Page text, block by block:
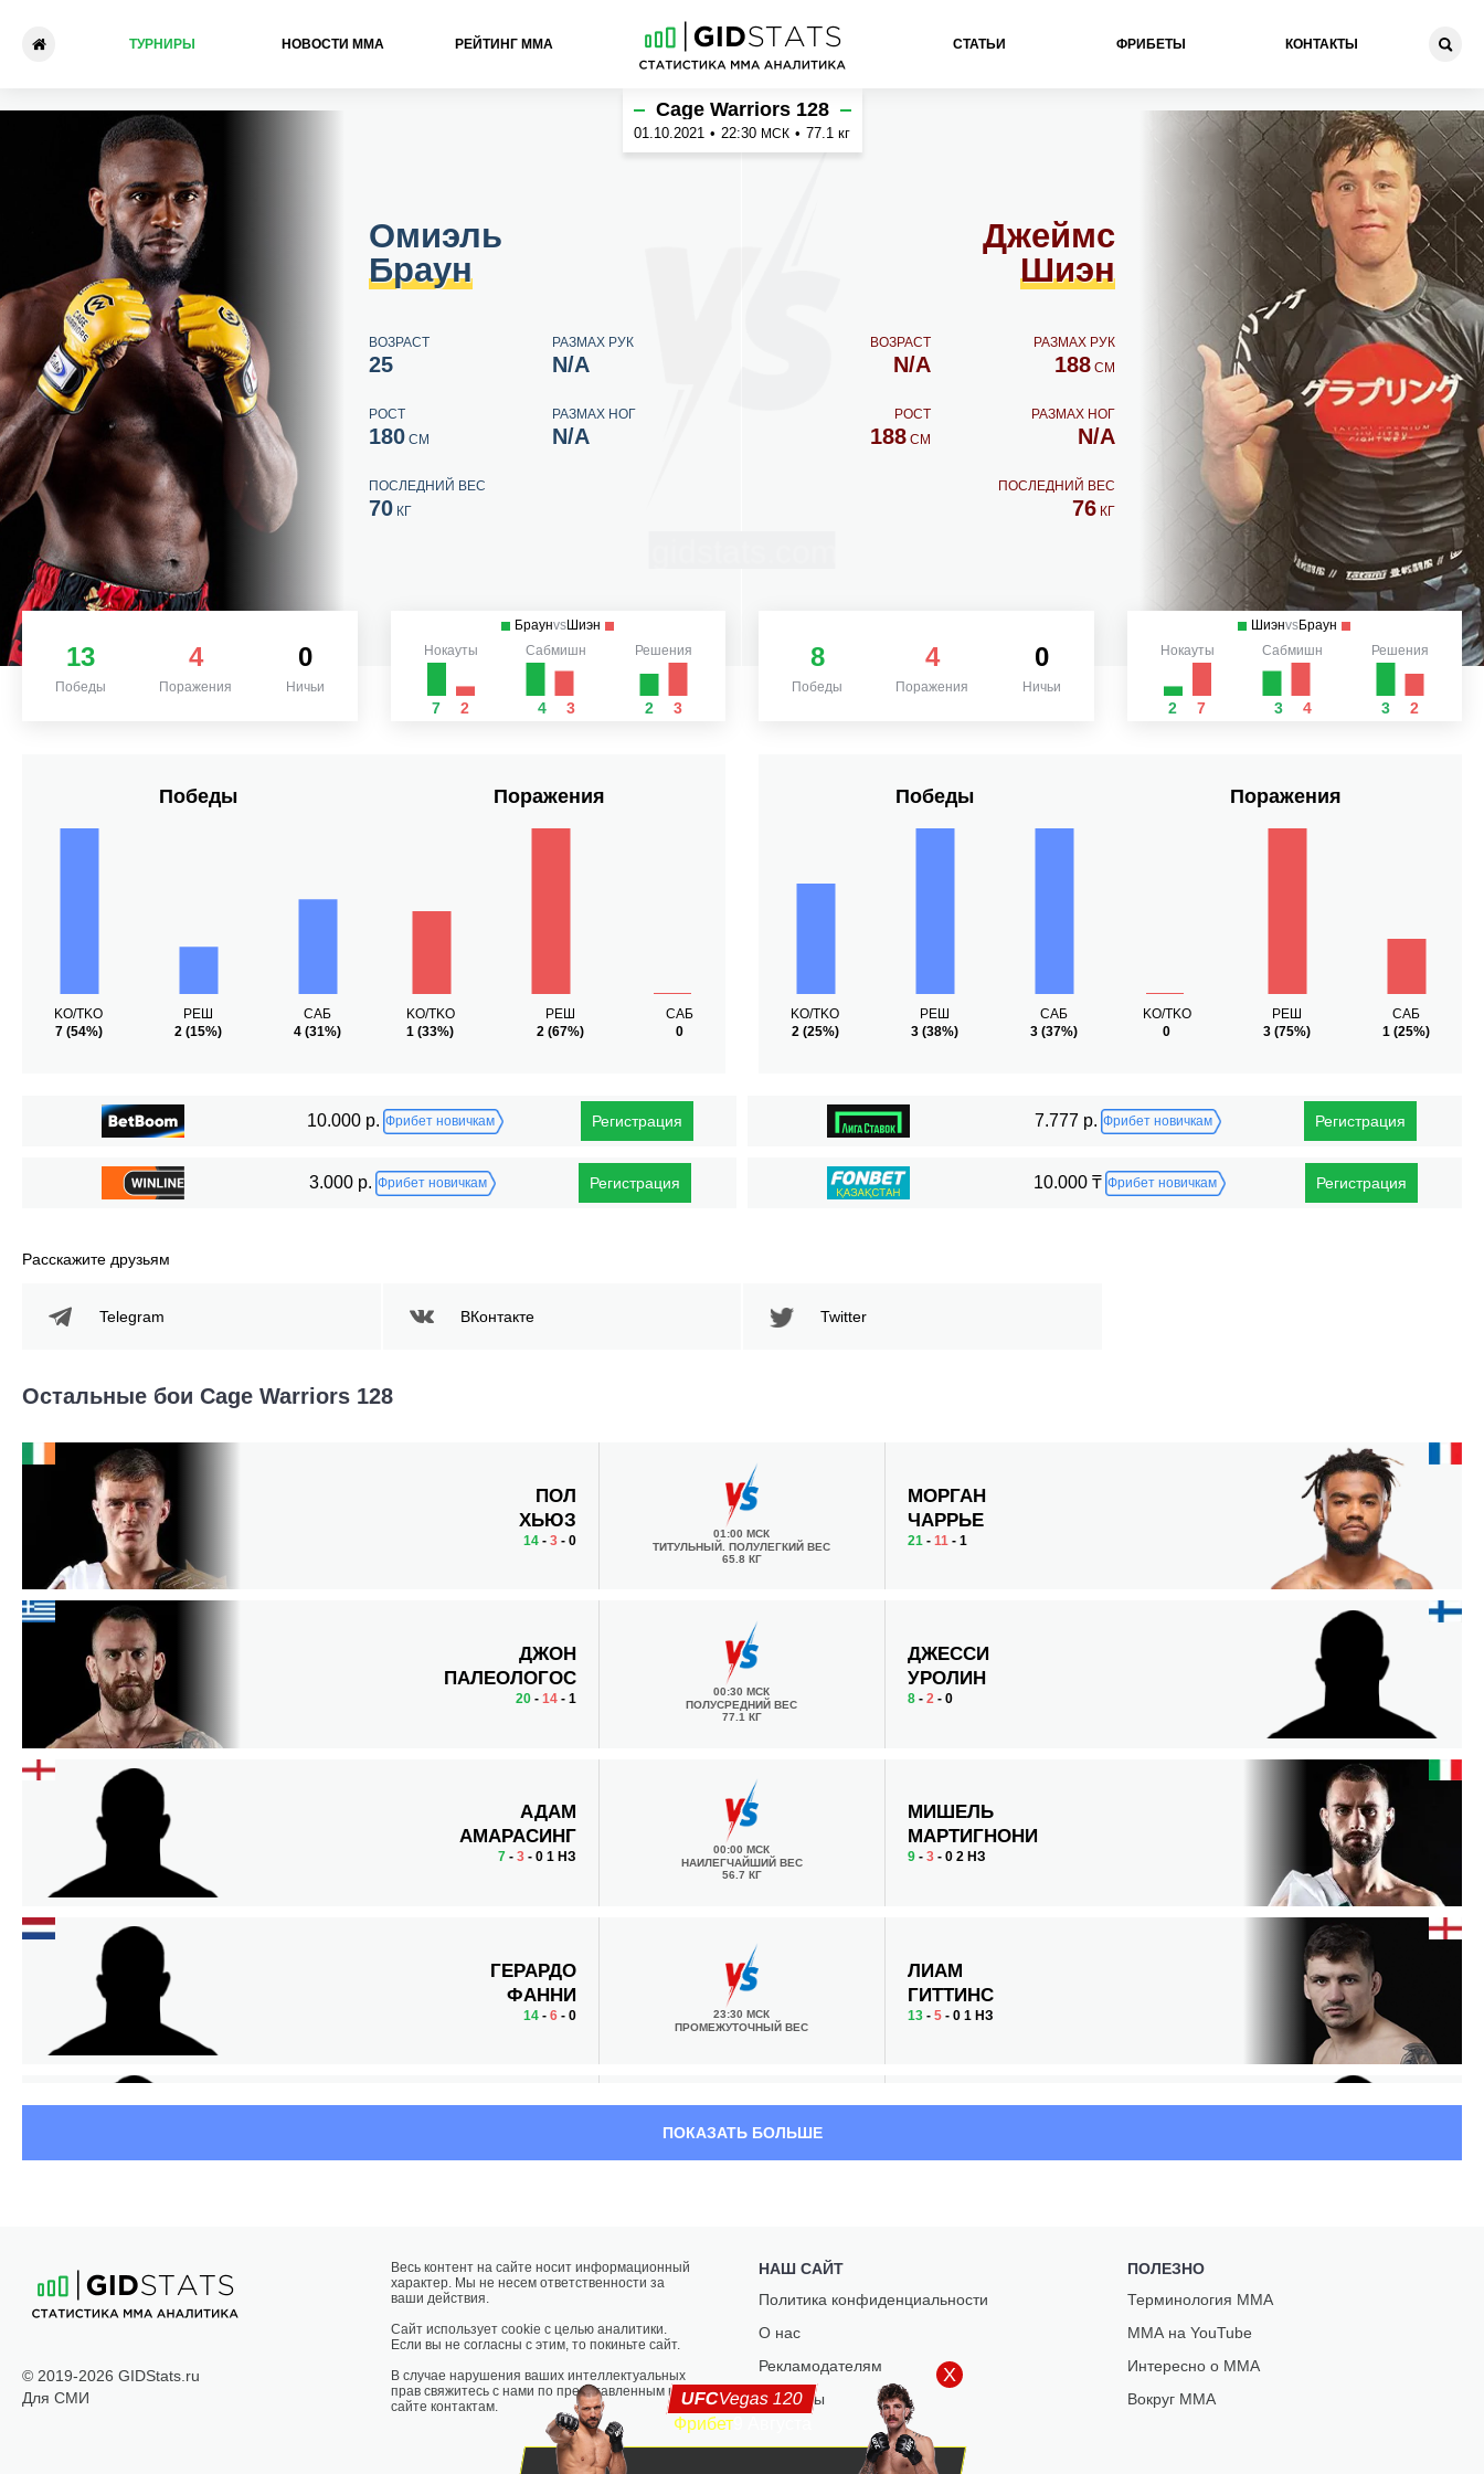
ТУРНИРЫ НОВОСТИ ММА РЕЙТИНГ ММА СТАТЬИ ФРИБЕТЫ КОНТАКТЫ
Омиэль Браун - Джеймс Шиэн
Омиэль
Браун
ВОЗРАСТ
25
РАЗМАХ РУК
N/A
РОСТ
180СМ
РАЗМАХ НОГ
N/A
ПОСЛЕДНИЙ ВЕС
70КГ
Cage Warriors 128
01.10.2021 • 22:30 МСК • 77.1 кг
Джеймс
Шиэн
ВОЗРАСТ
N/A
РАЗМАХ РУК
188СМ
РОСТ
188 СМ
РАЗМАХ НОГ
N/A
ПОСЛЕДНИЙ ВЕС
76КГ
13
Победы
4
Поражения
0
Ничьи
БраунvsШиэн
Нокауты
7 2
Сабмишн
4 3
Решения
2 3
8
Победы
4
Поражения
0
Ничьи
ШиэнvsБраун
Нокауты
2 7
Сабмишн
3 4
Решения
3 2
Победы
KO/TKO
7(54%)
РЕШ
2 (15%)
САБ
4 (31%)
Поражения
KO/TKO
1 (33%)
РЕШ
2(67%)
САБ
0
Победы
KO/TKO
2(25%)
РЕШ
3 (38%)
САБ
3 (37%)
Поражения
KO/TKO
0
РЕШ
3(75%)
САБ
1(25%)
10.000 р. Фрибет новичкам Регистрация 7.777 р. Фрибет новичкам Регистрация
3.000 р. Фрибет новичкам Регистрация 10.000 ₸ Фрибет новичкам Регистрация
Расскажите друзьям
Telegram ВКонтакте Twitter
Остальные бои Cage Warriors 128
ПОЛ
ХЬЮЗ
14- 3- 0
01:00 МСК
ТИТУЛЬНЫЙ. ПОЛУЛЕГКИЙ ВЕС
65.8 КГ
МОРГАН
ЧАРРЬЕ
21 -11 - 1
ДЖОН
ПАЛЕОЛОГОС
20- 14- 1
00:30 МСК
ПОЛУСРЕДНИЙ ВЕС
77.1 КГ
ДЖЕССИ
УРОЛИН
8 -2 - 0
АДАМ
АМАРАСИНГ
7- 3- 0 1 НЗ
00:00 МСК
НАИЛЕГЧАЙШИЙ ВЕС
56.7 КГ
МИШЕЛЬ
МАРТИГНОНИ
9 -3 - 0 2 НЗ
ГЕРАРДО
ФАННИ
14- 6- 0
23:30 МСК
ПРОМЕЖУТОЧНЫЙ ВЕС
ЛИАМ
ГИТТИНС
13 -5 - 0 1 НЗ
5-3- 0 7-6- 0
КАМИЛЬ
ВИНЧЕНЧАК
22:00 МСК
61.2 КГ
РАЙЛИ
13
ПОКАЗАТЬ БОЛЬШЕ
© 2019-2026 GIDStats.ru
Для СМИ
Весь контент на сайте носит информационный
характер. Мы не несем ответственности за
ваши действия.
Сайт использует cookie с целью аналитики.
Если вы не согласны с этим, то покиньте сайт.
В случае нарушения ваших интеллектуальных
прав свяжитесь с нами по представленным на
сайте контактам.
НАШ САЙТ
Политика конфиденциальности
О нас
Рекламодателям
Контакты
ПОЛЕЗНО
Терминология ММА
ММА на YouTube
Интересно о ММА
Вокруг ММА
UFCVegas 120
9 Августа
Фрибет
X